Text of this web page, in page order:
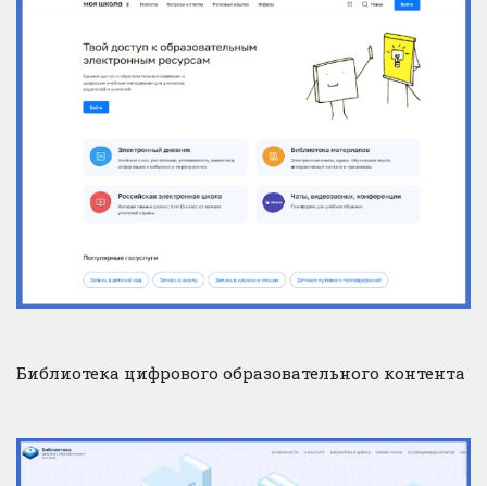
Библиотека цифрового образовательного контента